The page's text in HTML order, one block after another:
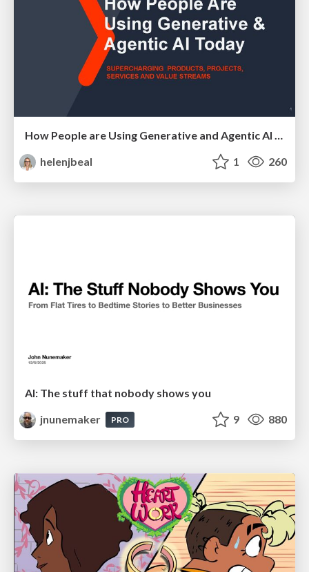
How People are Using Generative and Agentic AI to Supercharge Their Products, Projects, Services and Value Streams Today
helenjbeal
1 260
AI: The stuff that nobody shows you
jnunemaker
PRO 9 880